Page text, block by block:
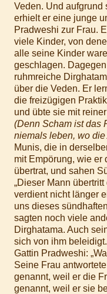
Veden. Und aufgrund
erhielt er eine junge
Pradweshi zur Frau.
viele Kinder, von
alle seine Kinder
geschlagen.
ruhmreiche
über die Veden. Er
die freizügigen
und übte sie mit
(Denn Scham ist das
niemals leben, wo
Munis, die in
mit Empörung, wie er
übertrat, und sahen
„Dieser Mann
verdient nicht länger
uns dieses
sagten noch viele
Dirghatama. Auch
sich von ihm
Gattin Pradweshi:
Seine Frau
genannt, weil er die
genannt, weil er sie